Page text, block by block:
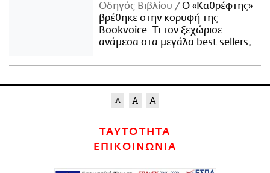
Οδηγός Βιβλίου
Ο «Καθρέφτης»
βρέθηκε στην κορυφή της
Bookvoice. Τι τον ξεχώρισε
ανάμεσα στα μεγάλα best sellers;
ΤΑΥΤΟΤΗΤΑ
ΕΠΙΚΟΙΝΩΝΙΑ